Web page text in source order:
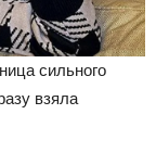
сильного
взяла